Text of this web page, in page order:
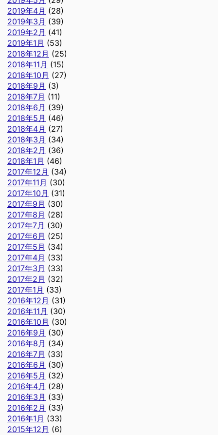
2019年4月 (28)
2019年3月 (39)
2019年2月 (41)
2019年1月 (53)
2018年12月 (25)
2018年11月 (15)
2018年10月 (27)
2018年9月 (3)
2018年7月 (11)
2018年6月 (39)
2018年5月 (46)
2018年4月 (27)
2018年3月 (34)
2018年2月 (36)
2018年1月 (46)
2017年12月 (34)
2017年11月 (30)
2017年10月 (31)
2017年9月 (30)
2017年8月 (28)
2017年7月 (30)
2017年6月 (25)
2017年5月 (34)
2017年4月 (33)
2017年3月 (33)
2017年2月 (32)
2017年1月 (33)
2016年12月 (31)
2016年11月 (30)
2016年10月 (30)
2016年9月 (30)
2016年8月 (34)
2016年7月 (33)
2016年6月 (30)
2016年5月 (32)
2016年4月 (28)
2016年3月 (33)
2016年2月 (33)
2016年1月 (33)
2015年12月 (6)